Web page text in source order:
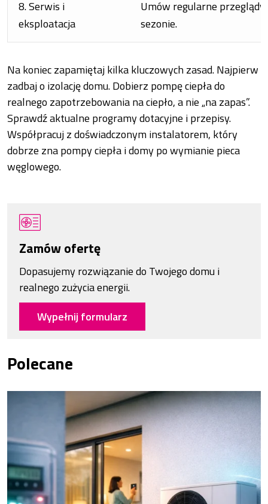
8. Serwis i
eksploatacja
Umów regularne
sezonie.
Na koniec zapamiętaj kilka kluczowych zasad. Najpierw
zadbaj o izolację domu. Dobierz pompę ciepła do
realnego zapotrzebowania na ciepło, a nie „na zapas”.
Sprawdź aktualne programy dotacyjne i przepisy.
Współpracuj z doświadczonym instalatorem, który
dobrze zna pompy ciepła i domy po wymianie pieca
węglowego.
Zamów ofertę
Dopasujemy rozwiązanie do Twojego domu i
realnego zużycia energii.
Wypełnij formularz
Polecane